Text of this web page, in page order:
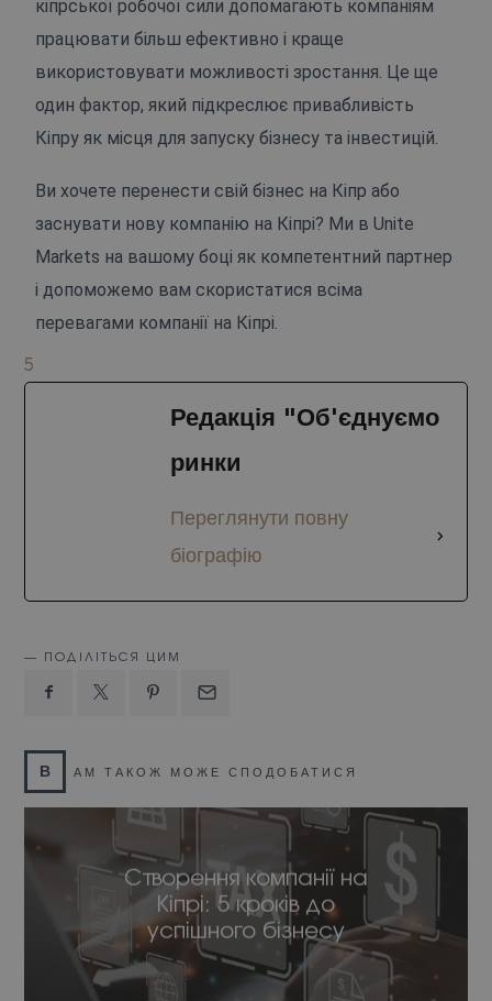
кіпрської робочої сили допомагають компаніям
працювати більш ефективно і краще
використовувати можливості зростання. Це ще
один фактор, який підкреслює привабливість
Кіпру як місця для запуску бізнесу та інвестицій.
Ви хочете перенести свій бізнес на Кіпр або
заснувати нову компанію на Кіпрі? Ми в Unite
Markets на вашому боці як компетентний партнер
і допоможемо вам скористатися всіма
перевагами компанії на Кіпрі.
5
Редакція "Об'єднуємо
ринки
Переглянути повну
біографію
ПОДІЛІТЬСЯ ЦИМ
В АМ ТАКОЖ МОЖЕ СПОДОБАТИСЯ
Створення компанії на
Кіпрі: 5 кроків до
успішного бізнесу